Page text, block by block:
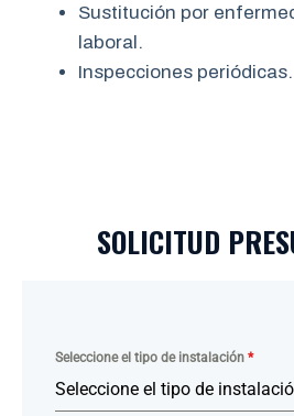
Sustitución por
laboral.
Inspecciones periódicas.
SOLICITUD
Seleccione el tipo de instalación *
Seleccione el tipo de